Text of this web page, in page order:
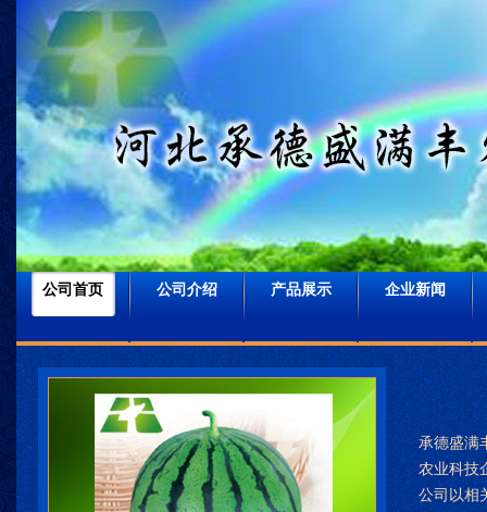
百万农资招商网网址：http://
公司首页 公司介绍 产品展示 企业新闻
承德盛满
农业科技
公司以相